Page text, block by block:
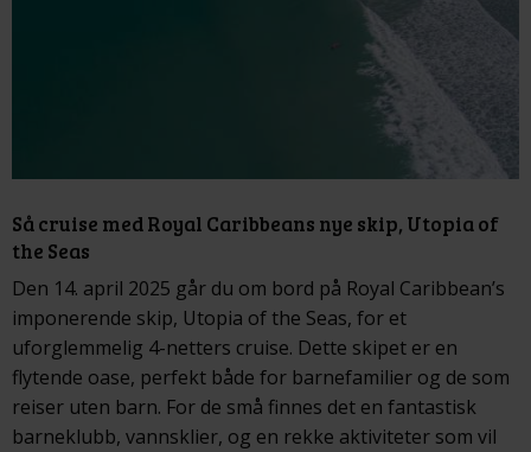
Så cruise med Royal Caribbeans nye skip, Utopia of
the Seas
Den 14. april 2025 går du om bord på Royal Caribbean’s
imponerende skip, Utopia of the Seas, for et
uforglemmelig 4-netters cruise. Dette skipet er en
flytende oase, perfekt både for barnefamilier og de som
reiser uten barn. For de små finnes det en fantastisk
barneklubb, vannsklier, og en rekke aktiviteter som vil